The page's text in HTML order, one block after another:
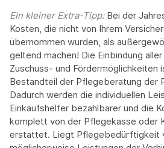
Ein kleiner Extra-Tipp:‍ Bei der
Kosten, die nicht von Ihrem
übernommen wurden, als
geltend machen! Die Einbindung
Zuschuss- und Fördermöglichkeiten
Bestandteil der Pflegeberatung der
Dadurch werden die individuellen
Einkaufshelfer bezahlbarer und die
komplett von der Pflegekasse oder
erstattet. Liegt Pflegebedürftigkeit